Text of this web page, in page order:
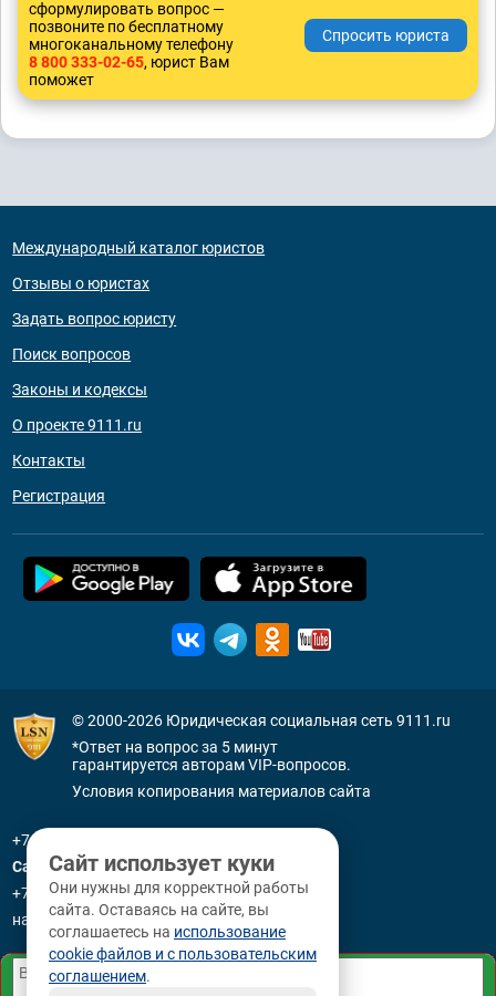
сформулировать вопрос —
позвоните по бесплатному
многоканальному телефону
8 800 333-02-65, юрист Вам
поможет
Международный каталог юристов
Отзывы о юристах
Задать вопрос юристу
Поиск вопросов
Законы и кодексы
О проекте 9111.ru
Контакты
Регистрация
© 2000-2026 Юридическая социальная сеть 9111.ru
*Ответ на вопрос за 5 минут
гарантируется авторам VIP-вопросов.
Условия копирования материалов сайта
+7 (800) 505-91-11
Санкт-Петербург
+7 (812) 336-92-64
наб. р. Фонтанки, д. 59
Сайт использует куки
Они нужны для корректной работы
сайта. Оставаясь на сайте, вы
соглашаетесь на использование
cookie файлов и с пользовательским
соглашением.